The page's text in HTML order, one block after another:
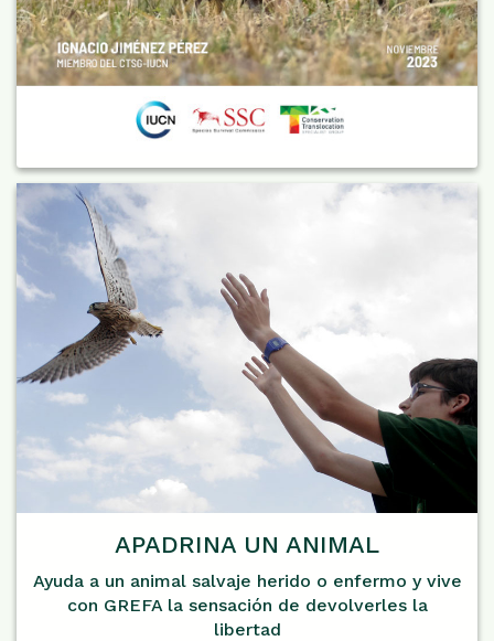
APADRINA UN ANIMAL
Ayuda a un animal salvaje herido o enfermo y vive
con GREFA la sensación de devolverles la
libertad